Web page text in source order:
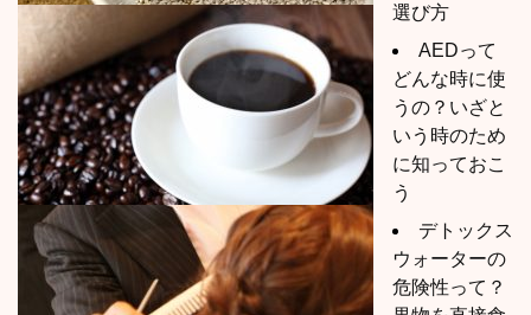
選び方
AEDって
どんな時に使
うの？いざと
いう時のため
に知っておこ
う
デトックス
ウォーターの
危険性って？